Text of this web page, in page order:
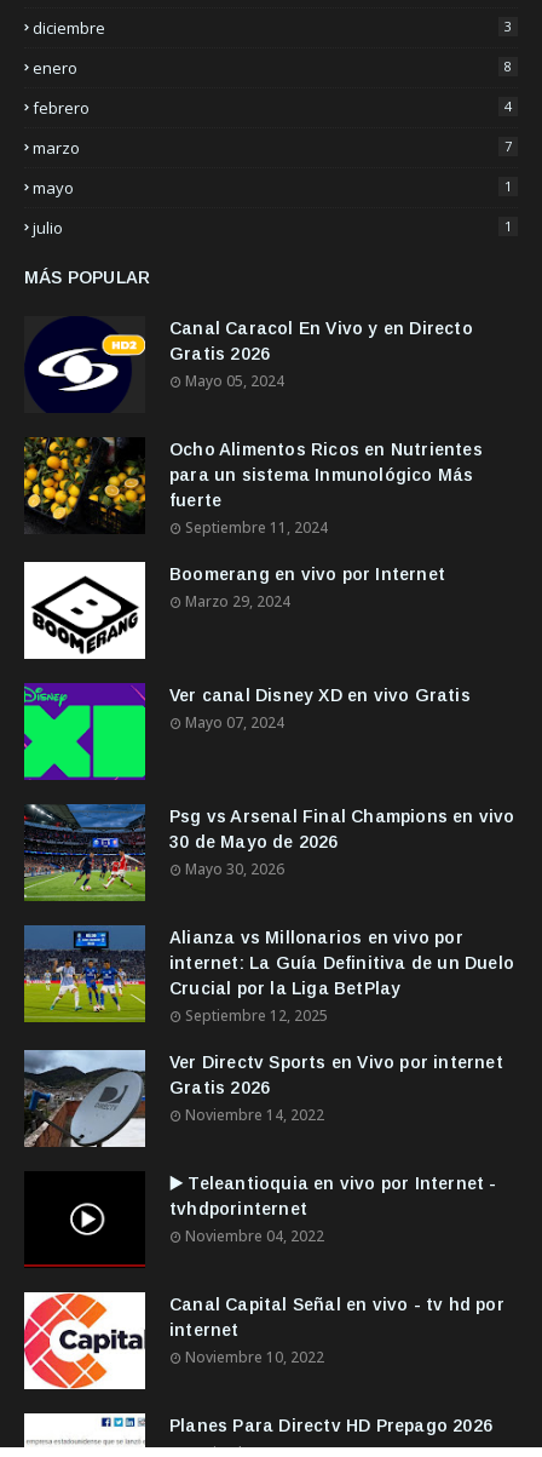
diciembre 3
enero 8
febrero 4
marzo 7
mayo 1
julio 1
MÁS POPULAR
Canal Caracol En Vivo y en Directo
Gratis 2026
Mayo 05, 2024
Ocho Alimentos Ricos en Nutrientes
para un sistema Inmunológico Más
fuerte
Septiembre 11, 2024
Boomerang en vivo por Internet
Marzo 29, 2024
Ver canal Disney XD en vivo Gratis
Mayo 07, 2024
Psg vs Arsenal Final Champions en vivo
30 de Mayo de 2026
Mayo 30, 2026
Alianza vs Millonarios en vivo por
internet: La Guía Definitiva de un Duelo
Crucial por la Liga BetPlay
Septiembre 12, 2025
Ver Directv Sports en Vivo por internet
Gratis 2026
Noviembre 14, 2022
▶️ Teleantioquia en vivo por Internet -
tvhdporinternet
Noviembre 04, 2022
Canal Capital Señal en vivo - tv hd por
internet
Noviembre 10, 2022
Planes Para Directv HD Prepago 2026
Noviembre 14, 2022